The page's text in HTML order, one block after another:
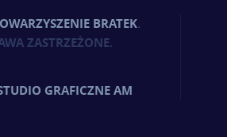
BRATEK.
ZASTRZEŻONE.
GRAFICZNE AM